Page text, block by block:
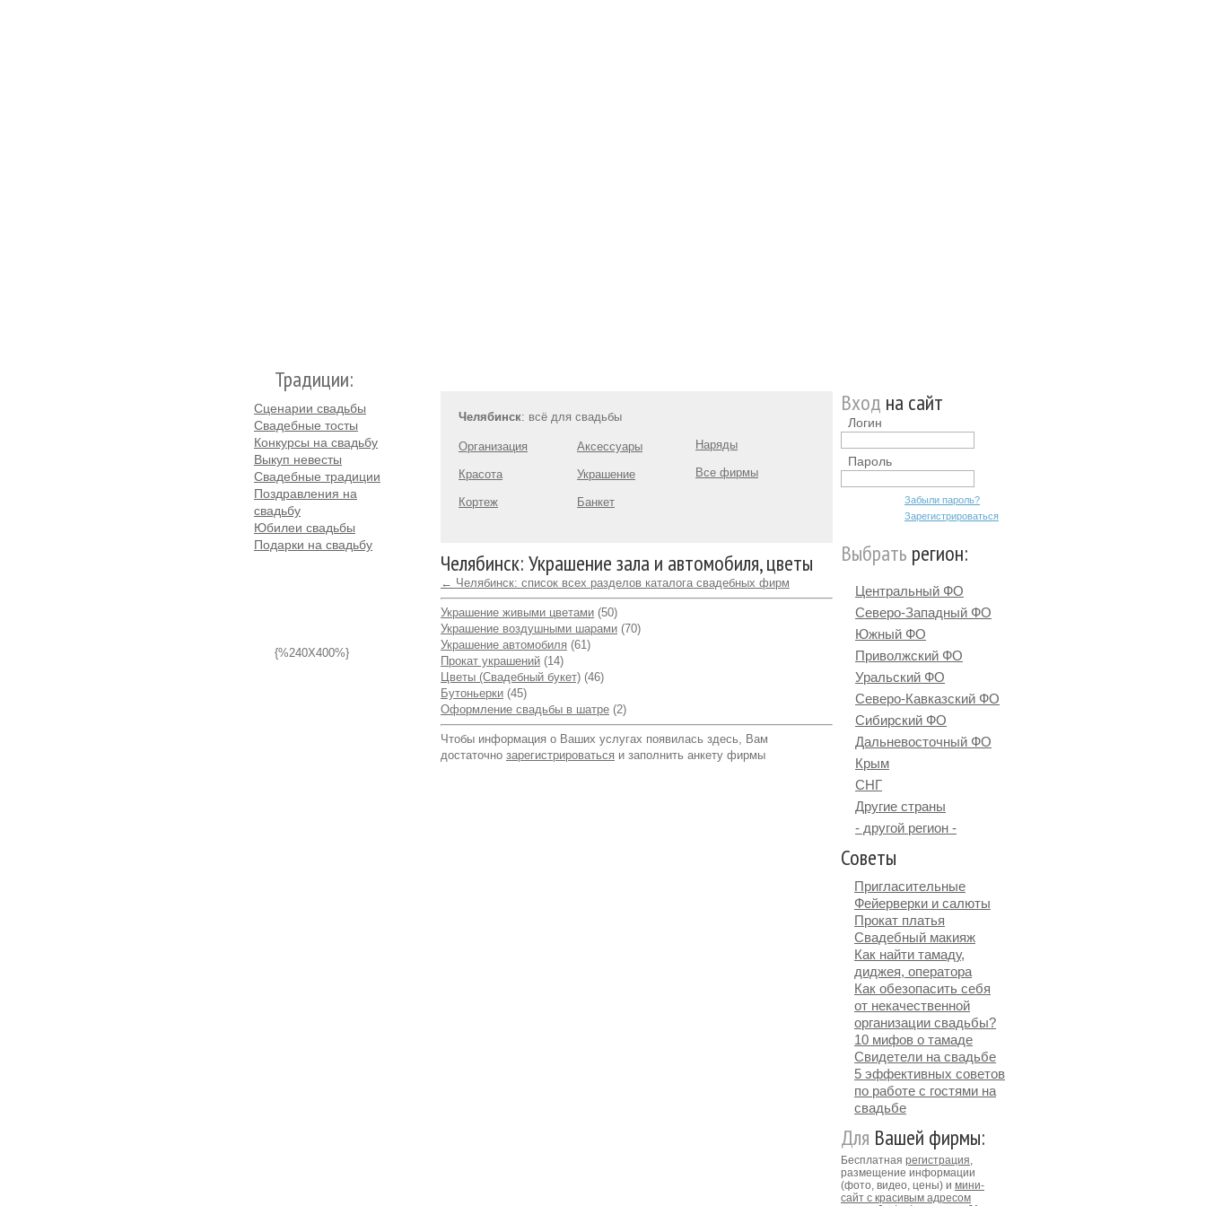
Традиции:
Сценарии свадьбы
Свадебные тосты
Конкурсы на свадьбу
Выкуп невесты
Свадебные традиции
Поздравления на
свадьбу
Юбилеи свадьбы
Подарки на свадьбу
{%240X400%}
Челябинск: всё для свадьбы
Организация
Красота
Кортеж
Аксессуары
Украшение
Банкет
Наряды
Все фирмы
Челябинск: Украшение зала и автомобиля, цветы
← Челябинск: список всех разделов каталога свадебных фирм
Украшение живыми цветами (50)
Украшение воздушными шарами (70)
Украшение автомобиля (61)
Прокат украшений (14)
Цветы (Свадебный букет) (46)
Бутоньерки (45)
Оформление свадьбы в шатре (2)
Чтобы информация о Ваших услугах появилась здесь, Вам
достаточно зарегистрироваться и заполнить анкету фирмы
Вход на сайт
Логин
Пароль
Забыли пароль?
Зарегистрироваться
Выбрать регион:
Центральный ФО
Северо-Западный ФО
Южный ФО
Приволжский ФО
Уральский ФО
Северо-Кавказский ФО
Сибирский ФО
Дальневосточный ФО
Крым
СНГ
Другие страны
- другой регион -
Советы
Пригласительные
Фейерверки и салюты
Прокат платья
Свадебный макияж
Как найти тамаду,
диджея, оператора
Как обезопасить себя
от некачественной
организации свадьбы?
10 мифов о тамаде
Свидетели на свадьбе
5 эффективных советов
по работе с гостями на
свадьбе
Для Вашей фирмы:
Бесплатная регистрация,
размещение информации
(фото, видео, цены) и мини-
сайт с красивым адресом